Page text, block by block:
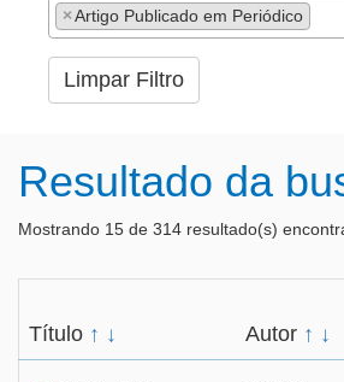
×Artigo Publicado em Periódico
Limpar Filtro
Resultado da
Mostrando 15 de 314 resultado(s)
Título ↑ ↓ Autor ↑ ↓